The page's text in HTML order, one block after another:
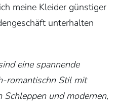
meine Kleider günstiger
unterhalten
eine spannende
romantischn Stil mit
und modernen,